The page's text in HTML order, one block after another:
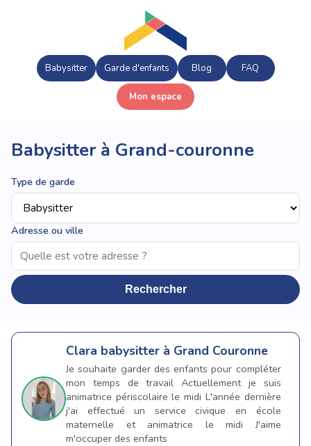
Babysitter Garde d'enfants Blog FAQ
Mon espace
Babysitter à Grand-couronne
Type de garde
Adresse ou ville
Rechercher
Clara babysitter à Grand Couronne
Je souhaite garder des enfants pour compléter
mon temps de travail Actuellement je suis
animatrice périscolaire le midi L'année dernière
j'ai effectué un service civique en école
maternelle et animatrice le midi J'aime
m'occuper des enfants